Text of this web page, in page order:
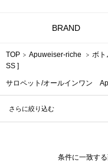
BRAND
TOP Apuweiser-riche ボト
SS ]
サロペット/オールインワン
さらに絞り込む
条件に一致す